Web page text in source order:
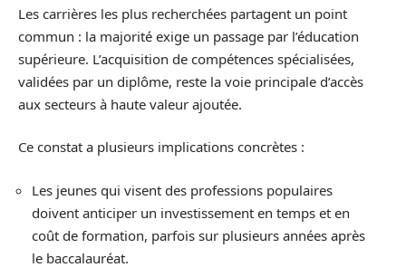
Les carrières les plus recherchées partagent un point
commun : la majorité exige un passage par l’éducation
supérieure. L’acquisition de compétences spécialisées,
validées par un diplôme, reste la voie principale d’accès
aux secteurs à haute valeur ajoutée.
Ce constat a plusieurs implications concrètes :
Les jeunes qui visent des professions populaires
doivent anticiper un investissement en temps et en
coût de formation, parfois sur plusieurs années après
le baccalauréat.